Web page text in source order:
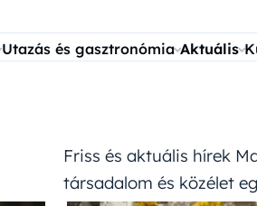
Utazás és gasztronómia Aktuális
Friss és aktuális hírek
társadalom és közélet